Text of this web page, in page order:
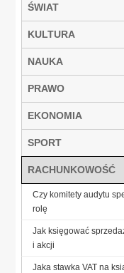
ŚWIAT
KULTURA
NAUKA
PRAWO
EKONOMIA
SPORT
RACHUNKOWOŚĆ
Czy komitety audytu
rolę
Jak księgować
i akcji
Jaka stawka VAT na